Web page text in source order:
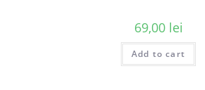
69,00 lei
Add to cart